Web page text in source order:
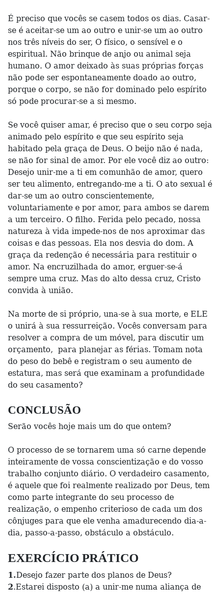
É preciso que vocês se casem todos os dias. Casar-
se é aceitar-se um ao outro e unir-se um ao outro
nos três níveis do ser, O físico, o sensível e o
espiritual. Não brinque de anjo ou animal seja
humano. O amor deixado às suas próprias forças
não pode ser espontaneamente doado ao outro,
porque o corpo, se não for dominado pelo espírito
só pode procurar-se a si mesmo.
Se você quiser amar, é preciso que o seu corpo seja
animado pelo espírito e que seu espírito seja
habitado pela graça de Deus. O beijo não é nada,
se não for sinal de amor. Por ele você diz ao outro:
Desejo unir-me a ti em comunhão de amor, quero
ser teu alimento, entregando-me a ti. O ato sexual é
dar-se um ao outro conscientemente,
voluntariamente e por amor, para ambos se darem
a um terceiro. O filho. Ferida pelo pecado, nossa
natureza à vida impede-nos de nos aproximar das
coisas e das pessoas. Ela nos desvia do dom. A
graça da redenção é necessária para restituir o
amor. Na encruzilhada do amor, erguer-se-á
sempre uma cruz. Mas do alto dessa cruz, Cristo
convida à união.
Na morte de si próprio, una-se à sua morte, e ELE
o unirá à sua ressurreição. Vocês conversam para
resolver a compra de um móvel, para discutir um
orçamento, para planejar as férias. Tomam nota
do peso do bebê e registram o seu aumento de
estatura, mas será que examinam a profundidade
do seu casamento?
CONCLUSÃO
Serão vocês hoje mais um do que ontem?
O processo de se tornarem uma só carne depende
inteiramente de vossa conscientização e do vosso
trabalho conjunto diário. O verdadeiro casamento,
é aquele que foi realmente realizado por Deus, tem
como parte integrante do seu processo de
realização, o empenho criterioso de cada um dos
cônjuges para que ele venha amadurecendo dia-a-
dia, passo-a-passo, obstáculo a obstáculo.
EXERCÍCIO PRÁTICO
1.Desejo fazer parte dos planos de Deus?
2.Estarei disposto (a) a unir-me numa aliança de